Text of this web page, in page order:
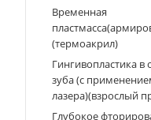
Временная
(термоакрил)
Гингивопластика в
зуба (с
лазера)(взрослый
Глубокое